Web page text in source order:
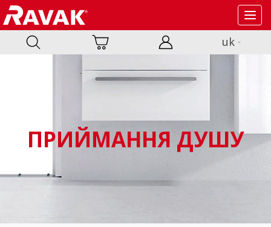
uk
ПРИЙМАННЯ ДУШУ